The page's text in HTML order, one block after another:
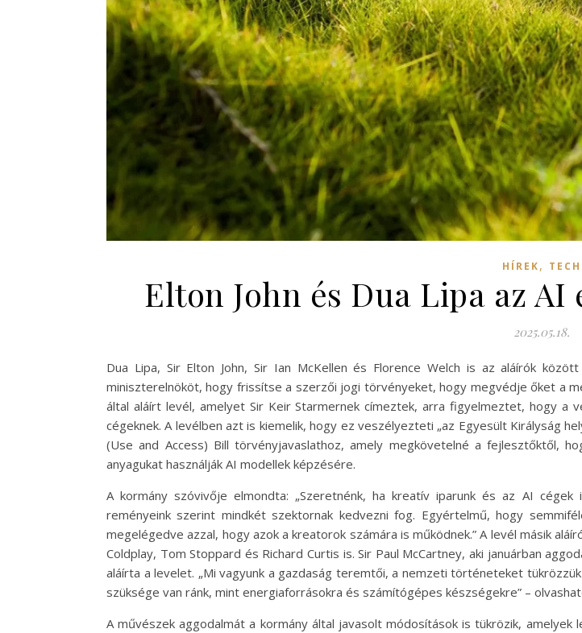
HÍREK, TECH
Elton John és Dua Lipa az
2025.05.18.
Dua Lipa, Sir Elton John, Sir Ian McKellen és Florence Welch is az aláírók
miniszterelnököt, hogy frissítse a szerzői jogi törvényeket, hogy megvédje őket a
által aláírt levél, amelyet Sir Keir Starmernek címeztek, arra figyelmeztet, hogy a
cégeknek. A levélben azt is kiemelik, hogy ez veszélyezteti „az Egyesült Királyság
(Use and Access) Bill törvényjavaslathoz, amely megkövetelné a fejlesztőktől,
anyagukat használják AI modellek képzésére.
A kormány szóvivője elmondta: „Szeretnénk, ha kreatív iparunk és az AI
reményeink szerint mindkét szektornak kedvezni fog. Egyértelmű, hogy
megelégedve azzal, hogy azok a kreatorok számára is működnek.” A levél másik
Coldplay, Tom Stoppard és Richard Curtis is. Sir Paul McCartney, aki januárban
aláírta a levelet. „Mi vagyunk a gazdaság teremtői, a nemzeti történeteket
szüksége van ránk, mint energiaforrásokra és számítógépes készségekre” –
A művészek aggodalmát a kormány által javasolt módosítások is tükrözik,